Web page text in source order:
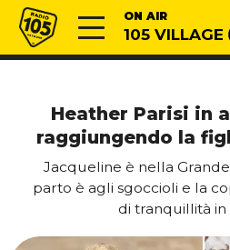
Vai al contenuto
Radio 105 ON AIR
105 VILLAGE
Heather Parisi in
raggiungendo la
Jacqueline è nella
parto è agli sgoccioli e la
di tranquillità in